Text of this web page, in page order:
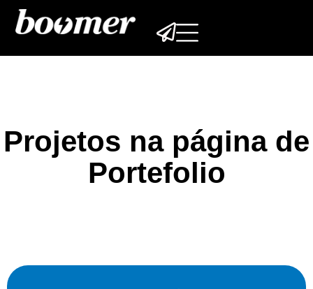
Projetos na página de
Portefolio